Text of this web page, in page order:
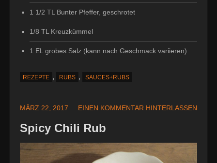
1 1/2 TL Bunter Pfeffer, geschrotet
1/8 TL Kreuzkümmel
1 EL grobes Salz (kann nach Geschmack variieren)
REZEPTE , RUBS , SAUCES+RUBS
MÄRZ 22, 2017 EINEN KOMMENTAR HINTERLASSEN
Spicy Chili Rub